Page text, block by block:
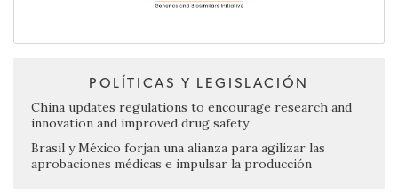
POLÍTICAS Y LEGISLACIÓN
China updates regulations to encourage research and
innovation and improved drug safety
Brasil y México forjan una alianza para agilizar las
aprobaciones médicas e impulsar la producción